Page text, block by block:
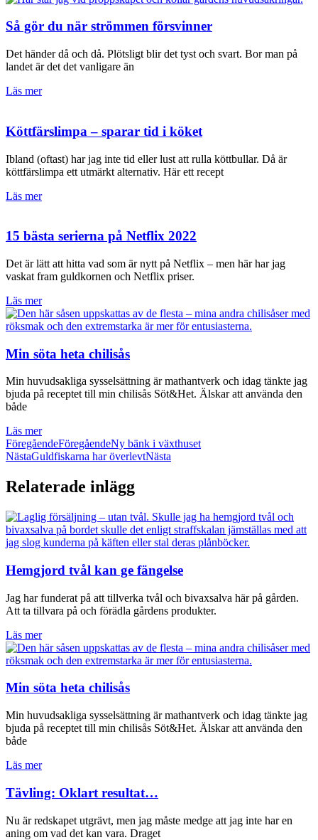
Så gör du när strömmen försvinner
Det händer då och då. Plötsligt blir det tyst och svart. Bor man på
landet är det det vanligare än
Läs mer
Köttfärslimpa – sparar tid i köket
Ibland (oftast) har jag inte tid eller lust att rulla köttbullar. Då är
köttfärslimpa ett utmärkt alternativ. Här ett recept
Läs mer
15 bästa serierna på Netflix 2022
Det är lätt att hitta vad som är nytt på Netflix – men här har jag
vaskat fram guldkornen och Netflix priser.
Läs mer
Min söta heta chilisås
Min huvudsakliga sysselsättning är mathantverk och idag tänkte jag
bjuda på receptet till min chilisås Söt&Het. Älskar att använda den
både
Läs mer
FöregåendeFöregåendeNy bänk i växthuset
NästaGuldfiskarna har överlevtNästa
Relaterade inlägg
Hemgjord tvål kan ge fängelse
Jag har funderat på att tillverka tvål och bivaxsalva här på gården.
Att ta tillvara på och förädla gårdens produkter.
Läs mer
Min söta heta chilisås
Min huvudsakliga sysselsättning är mathantverk och idag tänkte jag
bjuda på receptet till min chilisås Söt&Het. Älskar att använda den
både
Läs mer
Tävling: Oklart resultat…
Nu är redskapet utgrävt, men jag måste medge att jag inte har en
aning om vad det kan vara. Draget